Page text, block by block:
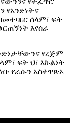
የአንድነትና
ሰላም፣ ፍት
እየሰራ
የረጅም
ፍት ህ፣ እኩልነት
የራሱን አስተዋጽኦ